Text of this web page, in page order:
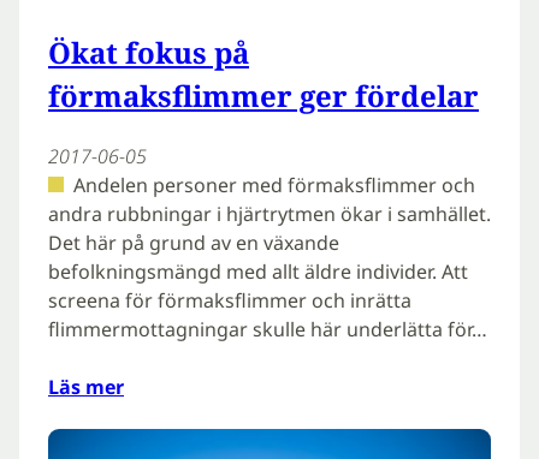
Ökat fokus på
förmaksflimmer ger fördelar
2017-06-05
Andelen personer med förmaksflimmer och
andra rubbningar i hjärtrytmen ökar i samhället.
Det här på grund av en växande
befolkningsmängd med allt äldre individer. Att
screena för förmaksflimmer och inrätta
flimmermottagningar skulle här underlätta för…
Läs mer